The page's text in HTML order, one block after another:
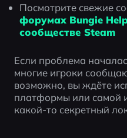
Посмотрите свежие
форумах Bungie
сообществе Steam
Если проблема
многие игроки
возможно, вы ждёте
платформы или самой
какой-то секретный